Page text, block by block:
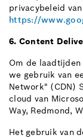
privacybeleid van
https://
6. Content
Om de
we gebruik van
Network" (CDN)
cloud van
Way, Redmond,
Het gebruik van